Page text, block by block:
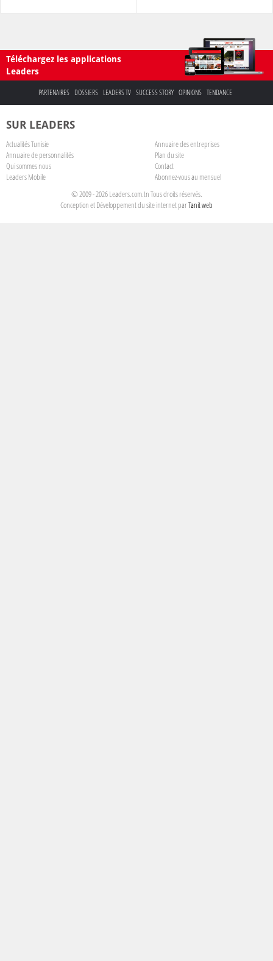
Téléchargez les applications
Leaders
PARTENAIRES DOSSIERS LEADERS TV SUCCESS STORY OPINIONS TENDANCE
SUR LEADERS
Actualités Tunisie
Annuaire des entreprises
Annuaire de personnalités
Plan du site
Qui sommes nous
Contact
Leaders Mobile
Abonnez-vous au mensuel
© 2009 - 2026 Leaders.com.tn Tous droits réservés.
Conception et Développement du site internet parTanit web